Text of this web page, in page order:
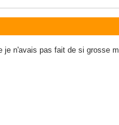
je n'avais pas fait de si grosse